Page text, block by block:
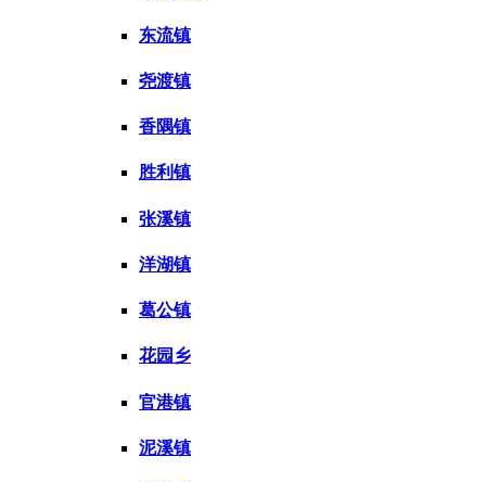
东流镇
尧渡镇
香隅镇
胜利镇
张溪镇
洋湖镇
葛公镇
花园乡
官港镇
泥溪镇